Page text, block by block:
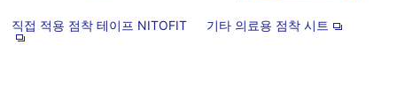
직접 적용 점착 테이프 NITOFIT 기타 의료용 점착 시트